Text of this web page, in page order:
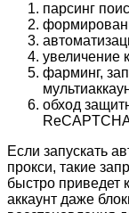
парсинг
увеличение
фарминг,
обход
Если запускать
прокси, такие
быстро приведет
аккаунт даже